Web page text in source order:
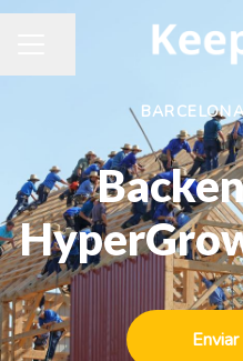
MENÚ DE EMPLEO
Compartir página